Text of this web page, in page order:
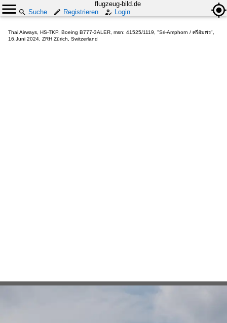
flugzeug-bild.de
Suche
Registrieren Login
Thai Airways, HS-TKP, Boeing B777-3ALER, msn: 41525/1119, "Sri-Amphorn / ศรีอัมพร",
16.Juni 2024, ZRH Zürich, Switzerland